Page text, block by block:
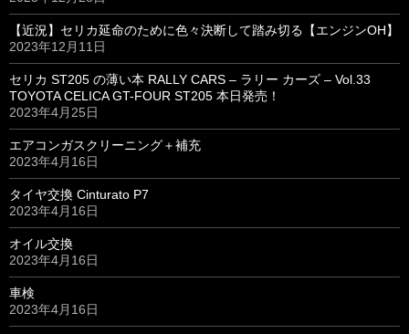
【近況】セリカ延命のために色々決断して踏み切る【エンジンOH】
2023年12月11日
セリカ ST205 の薄い本 RALLY CARS – ラリー カーズ – Vol.33
TOYOTA CELICA GT-FOUR ST205 本日発売！
2023年4月25日
エアコンガスクリーニング＋補充
2023年4月16日
タイヤ交換 Cinturato P7
2023年4月16日
オイル交換
2023年4月16日
車検
2023年4月16日